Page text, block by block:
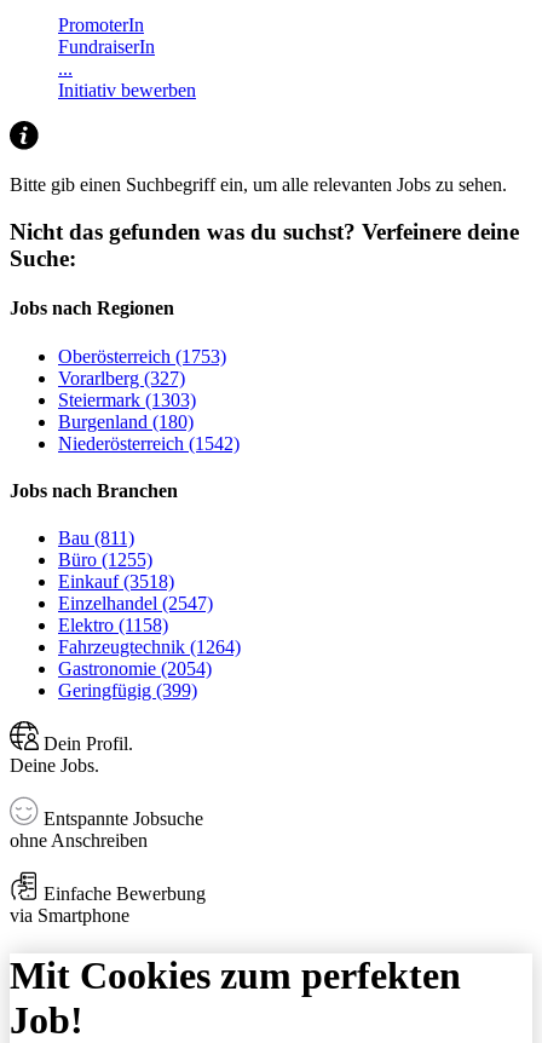
PromoterIn
FundraiserIn
...
Initiativ bewerben
Bitte gib einen Suchbegriff ein, um alle relevanten Jobs zu sehen.
Nicht das gefunden was du suchst? Verfeinere deine
Suche:
Jobs nach Regionen
Oberösterreich (1753)
Vorarlberg (327)
Steiermark (1303)
Burgenland (180)
Niederösterreich (1542)
Jobs nach Branchen
Bau (811)
Büro (1255)
Einkauf (3518)
Einzelhandel (2547)
Elektro (1158)
Fahrzeugtechnik (1264)
Gastronomie (2054)
Geringfügig (399)
Dein Profil.
Deine Jobs.
Entspannte Jobsuche
ohne Anschreiben
Einfache Bewerbung
via Smartphone
Mit Cookies zum perfekten
Job!